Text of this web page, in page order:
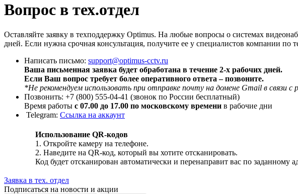
Вопрос в тех.отдел
Оставляйте заявку в техподдержку Optimus. На любые вопросы о системах
дней. Если нужна срочная консультация, получите ее у специалистов компании по
Написать письмо: support@optimus-cctv.ru
Ваша письменная заявка будет обработана в течение 2-х рабочих дней.
Если Ваш вопрос требует более оперативного ответа – позвоните.
*Не рекомендуем использовать при отправке почту на домене Gmail в связи
Позвонить: +7 (800) 555-04-41 (звонок по России бесплатный)
Время работы с 07.00 до 17.00 по московскому времени в рабочие дни
Telegram: Ссылка на аккаунт
Использование QR-кодов
1. Откройте камеру на телефоне.
2. Наведите на QR-код, который вы хотите отсканировать.
Код будет отсканирован автоматически и перенаправит вас по заданному
Заявка в тех. отдел
Подписаться на новости и акции